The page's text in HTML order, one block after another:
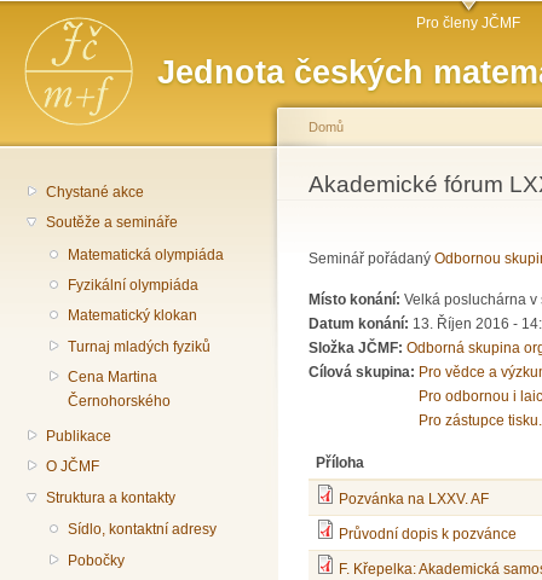
Jednota českých
Hlavní menu Pro členy JČMF
Chystané akce
Soutěže a semináře
Matematická olympiáda
Fyzikální olympiáda
Matematický klokan
Turnaj mladých fyziků
Cena Martina
Černohorského
Publikace
O JČMF
Struktura a kontakty
Sídlo, kontaktní adresy
Pobočky
Jste zde
Domů
Akademické fórum
Seminář pořádaný Odbornou
Místo konání: Velká posluchárna v
Datum konání: 13. Říjen 2016 -
Složka JČMF: Odborná skupina
Cílová skupina: Pro vědce a
Pro odbornou i
Pro zástupce tisku.
Příloha
Pozvánka na LXXV. AF
Průvodní dopis k pozvánce
F. Křepelka: Akademická